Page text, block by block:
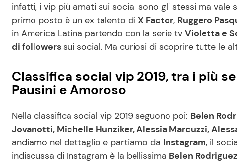
infatti, i vip più amati sui social sono gli stessi ma vale
primo posto è un ex talento di X Factor, Ruggero
in America Latina partendo con la serie tv Violetta e
di followers sui social. Ma curiosi di scoprire tutte le
Classifica social vip 2019, tra i più
Pausini e Amoroso
Nella classifica social vip 2019 seguono poi: Belen
Jovanotti, Michelle Hunziker, Alessia Marcuzzi,
andiamo nel dettaglio e partiamo da Instagram, il
indiscussa di Instagram è la bellissima Belen Rodriguez